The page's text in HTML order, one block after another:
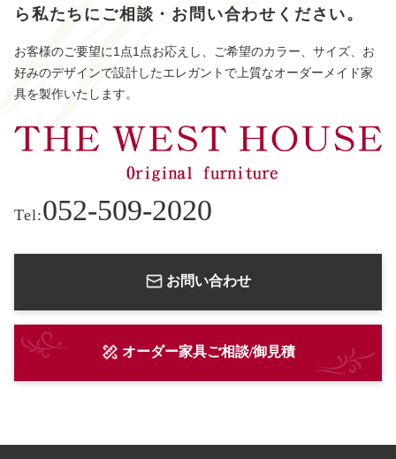
ら 私たちにご相談・お問い合わせください。
お客様のご要望に1点1点お応えし、ご希望のカラー、サイズ、お
好みのデザインで設計したエレガントで上質なオーダーメイド家
具を製作いたします。
Tel:052-509-2020
お問い合わせ
オーダー家具ご相談/御見積